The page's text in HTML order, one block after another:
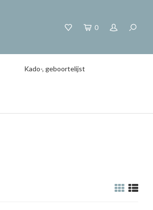
0
Kado-, geboortelijst